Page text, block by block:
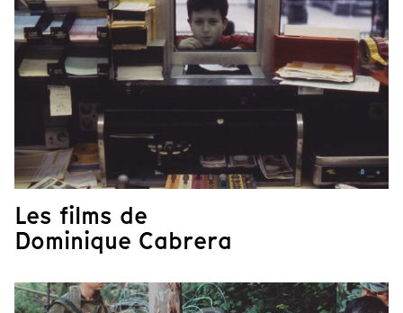
Les films de
Dominique Cabrera